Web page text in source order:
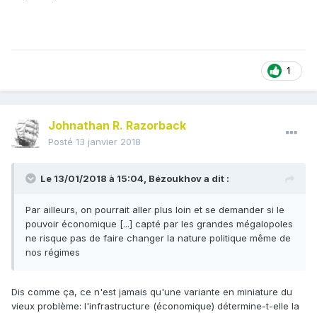
1
Johnathan R. Razorback
Posté 13 janvier 2018
Le 13/01/2018 à 15:04, Bézoukhova dit :
Par ailleurs, on pourrait aller plus loin et se demander si le
pouvoir économique [...] capté par les grandes mégalopoles
ne risque pas de faire changer la nature politique même de
nos régimes
Dis comme ça, ce n'est jamais qu'une variante en miniature du
vieux problème: l'infrastructure (économique) détermine-t-elle la